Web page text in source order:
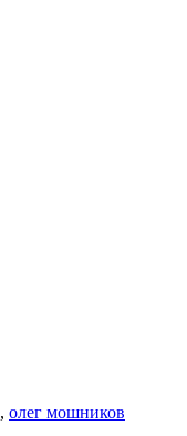
, олег мошников